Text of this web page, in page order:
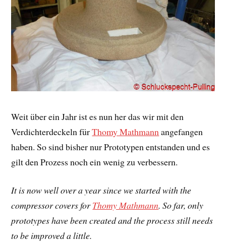
Weit über ein Jahr ist es nun her das wir mit den
Verdichterdeckeln fürThomy Mathmann angefangen
haben. So sind bisher nur Prototypen entstanden und es
gilt den Prozess noch ein wenig zu verbessern.
It is now well over a year since we started with the
compressor covers forThomy Mathmann. So far, only
prototypes have been created and the process still needs
to be improved a little.